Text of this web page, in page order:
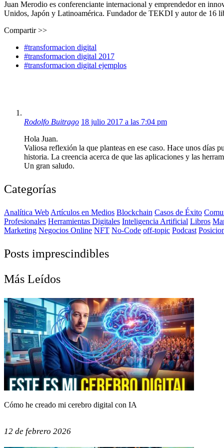
Juan Merodio es conferenciante internacional y emprendedor en
Unidos, Japón y Latinoamérica. Fundador de TEKDI y autor de 16
Compartir >>
#transformacion digital
#transformacion digital 2017
#transformacion digital ejemplos
Rodolfo Buitrago 18 julio 2017 a las 7:04 pm
Hola Juan.
Valiosa reflexión la que planteas en ese caso. Hace unos días
historia. La creencia acerca de que las aplicaciones y las
Un gran saludo.
Categorías
Analítica Web Artículos en Medios Blockchain Casos de Éxito
Profesionales Herramientas Digitales Inteligencia Artificial Libros
Marketing Negocios Online NFT No-Code off-topic Podcast
Posts imprescindibles
Más Leídos
Cómo he creado mi cerebro digital con IA
12 de febrero 2026